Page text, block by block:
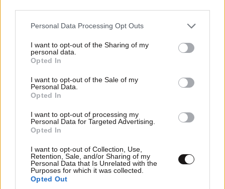
Please note that this website/app uses one or more Google
not limited to your visit or usage behaviour. You may click to
grant or deny consent to Google and its third-party tags to
use your data for below specified purposes in below Google
consent section.
Personal Data Processing Opt Outs
I want to opt-out of the Sharing of my
personal data.
Opted In
I want to opt-out of the Sale of my
Personal Data.
Opted In
I want to opt-out of processing my
Personal Data for Targeted Advertising.
Opted In
I want to opt-out of Collection, Use,
Retention, Sale, and/or Sharing of my
Personal Data that Is Unrelated with the
Purposes for which it was collected.
Opted Out
της πολυάρεσε το ύφος του σεναρίου.
Γουίλ Σμιθ, «The Matrix»